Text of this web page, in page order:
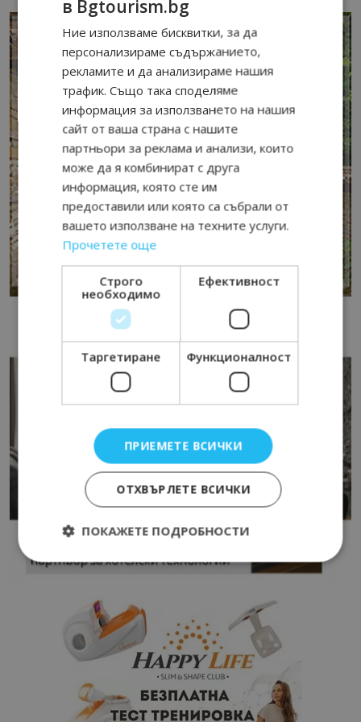
в Bgtourism.bg
Ние използваме бисквитки, за да
персонализираме съдържанието,
рекламите и да анализираме нашия
трафик. Също така споделяме
информация за използването на нашия
сайт от ваша страна с нашите
партньори за реклама и анализи, които
може да я комбинират с друга
информация, която сте им
предоставили или която са събрали от
вашето използване на техните услуги.
Прочетете още
Строго
необходимо
Ефективност
Таргетиране Функционалност
ПРИЕМЕТЕ ВСИЧКИ
ОТХВЪРЛЕТЕ ВСИЧКИ
ПОКАЖЕТЕ ПОДРОБНОСТИ
Таргетиране
Функционалност
Строго необходимите бисквитки позволяват
основната функционалност на уебсайта, като
потребителско влизане и управление на
акаунта. Уебсайтът не може да се използва
правилно без строго необходими бисквитки.